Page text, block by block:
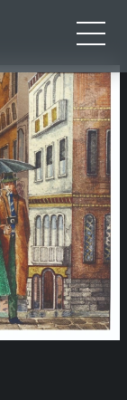
IT
EN
FR